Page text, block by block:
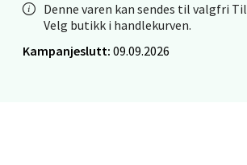
Denne varen kan sendes til valgfri
Velg butikk i handlekurven.
Kampanjeslutt: 09.09.2026
0 i butikk